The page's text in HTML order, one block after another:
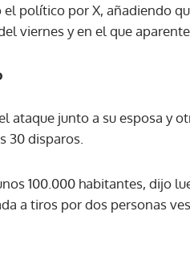
el político por X, añadiendo
viernes y en el que
ataque junto a su esposa y
30 disparos.
100.000 habitantes, dijo
a tiros por dos personas